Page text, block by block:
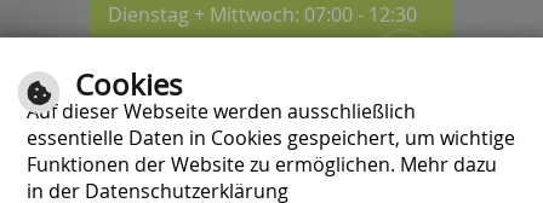
Dienstag + Mittwoch: 07:00 - 12:30
Donnerstag: 08:30 - 12:30 / 14:00 -
18:00 Uhr
Freitag: 07:00 - 12:00 Uhr
Cookies
Auf dieser Webseite werden ausschließlich
essentielle Daten in Cookies gespeichert, um wichtige
Funktionen der Website zu ermöglichen. Mehr dazu
in der Datenschutzerklärung